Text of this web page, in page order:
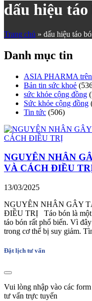
dấu hiệu
Trang chủ » dấu hiệu táo
Danh mục tin
ASIA PHARMA
Bản tin sức khoẻ
sức khỏe cộng đồng
Sức khỏe cộng đồng
Tin tức (506)
NGUYÊN NHÂN
VÀ CÁCH ĐIỀU
13/03/2025
NGUYÊN NHÂN GÂY
ĐIỀU TRỊ Táo bón là một
táo bón rất phổ biến. Vì
trong cơ thể bị suy giảm.
Đặt lịch tư vấn
Vui lòng nhập vào các
tư vấn trực tuyến